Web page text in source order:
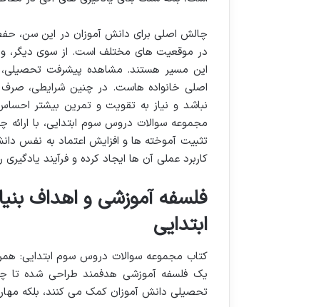
چالش اصلی برای دانش آموزان در این سن، حفظ
در موقعیت های مختلف است. از سوی دیگر،
این مسیر هستند. مشاهده پیشرفت
اصلی خانواده هاست. در چنین شرایطی،
نباشد و نیاز به تقویت و تمرین بیشتر
مجموعه سوالات دروس سوم ابتدایی، با ارائه
تثبیت آموخته ها و افزایش اعتماد به نفس
کاربرد عملی آن ها ایجاد کرده و فرآیند
فلسفه آموزشی و اهداف
ابتدایی
کتاب مجموعه سوالات دروس سوم ابتدایی:
یک فلسفه آموزشی هدفمند طراحی شده تا
تحصیلی دانش آموزان کمک می کنند، بلکه